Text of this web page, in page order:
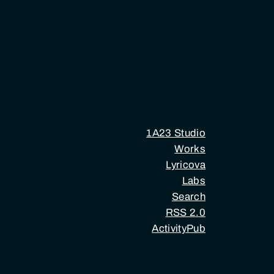
1A23 Studio
Works
Lyricova
Labs
Search
RSS 2.0
ActivityPub